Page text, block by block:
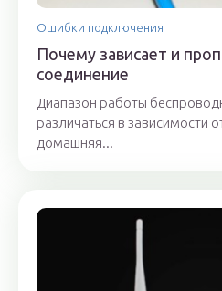
Ошибки подключения
Почему зависает и
соединение
Диапазон работы
различаться в зависимости
домашняя...